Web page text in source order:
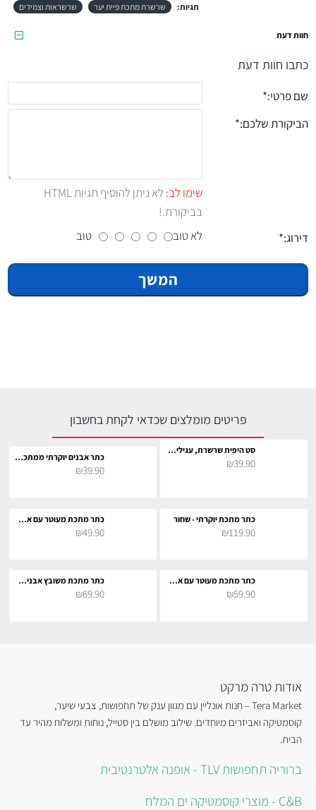
תגיות: שרשרת מתכת פיית יער שרשראות וצמידים
חוות דעת
כתבו חוות דעת
שם פרטי:
הביקורת שלכם:
שימו לב:
לא ניתן להוסיף תגיות HTML
בביקורת.!
דירוג:
לא טוב טוב
המשך
פריטים מומלצים שכדאי לקחת בחשבון
סט היפית שרשרת, עגילים וסרט לראש לתחפושת
₪39.90 כתר אבנים יוקרתי ממתכת - שחור
₪39.90
כתר מתכת יוקרתי - שחור
₪119.90
כתר מתכת מעוטר עם אבנים - שחור
₪49.90
כתר מתכת מעוטר עם אבנים - שחור
₪59.90
כתר מתכת משובץ אבנים - שחור
₪69.90
אודות טרה מרקט
Tera Market – חנות אונליין עם מגוון ענק של תחפושות, צבעי שיער,
קוסמטיקה ואביזרים מיוחדים. שילוב מושלם בין סטייל, נוחות ומשלוח מהיר עד
הבית.
ברוריה תחפושות TLV - אופנה אלטרנטיבית
C&B - מוצרי קוסמטיקה ים המלח